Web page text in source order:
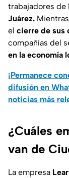
trabajadores de
Juárez.
el cierre de sus
compañías del
en la economía
¡Permanece
difusión en
noticias más
¿Cuáles
van de
La empresa Lear